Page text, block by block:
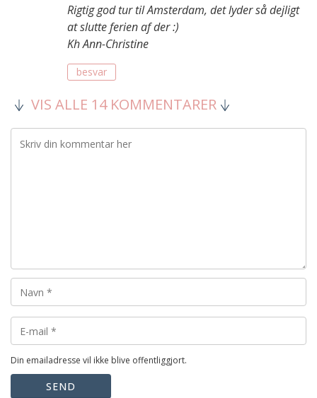
Rigtig god tur til Amsterdam, det lyder så dejligt
at slutte ferien af der :)
Kh Ann-Christine
besvar
VIS ALLE 14 KOMMENTARER
Din emailadresse vil ikke blive offentliggjort.
SEND